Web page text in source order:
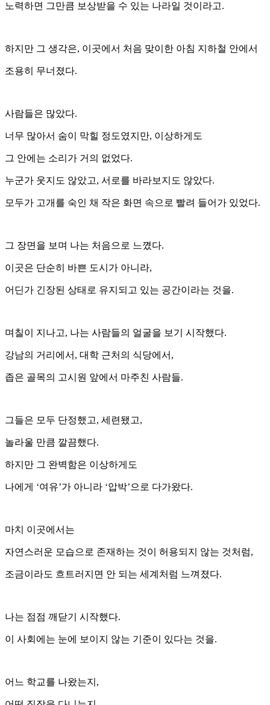
노력하면 그만큼 보상받을 수 있는 나라일 것이라고.
하지만 그 생각은, 이곳에서 처음 맞이한 아침 지하철 안에서
조용히 무너졌다.
사람들은 많았다.
너무 많아서 숨이 막힐 정도였지만, 이상하게도
그 안에는 소리가 거의 없었다.
누군가 웃지도 않았고, 서로를 바라보지도 않았다.
모두가 고개를 숙인 채 작은 화면 속으로 빨려 들어가 있었다.
그 장면을 보며 나는 처음으로 느꼈다.
이곳은 단순히 바쁜 도시가 아니라,
어딘가 긴장된 상태로 유지되고 있는 공간이라는 것을.
며칠이 지나고, 나는 사람들의 얼굴을 보기 시작했다.
강남의 거리에서, 대학 근처의 식당에서,
좁은 골목의 고시원 앞에서 마주친 사람들.
그들은 모두 단정했고, 세련됐고,
놀라울 만큼 깔끔했다.
하지만 그 완벽함은 이상하게도
나에게 ‘여유’가 아니라 ‘압박’으로 다가왔다.
마치 이곳에서는
자연스러운 모습으로 존재하는 것이 허용되지 않는 것처럼,
조금이라도 흐트러지면 안 되는 세계처럼 느껴졌다.
나는 점점 깨닫기 시작했다.
이 사회에는 눈에 보이지 않는 기준이 있다는 것을.
어느 학교를 나왔는지,